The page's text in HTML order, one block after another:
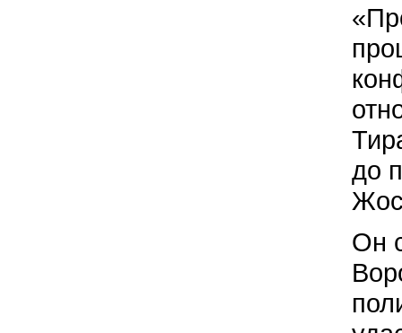
до
Он